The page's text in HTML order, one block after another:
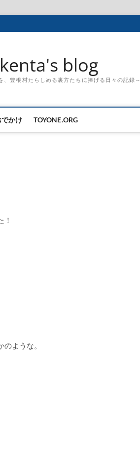
kenta's blog
、豊根村たらしめる裏方たちに捧げる日々の記録～
でかけ TOYONE.ORG
！
ような。